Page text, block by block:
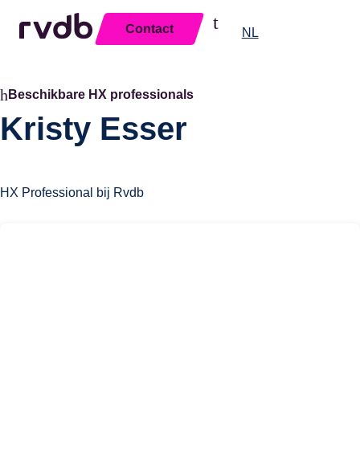
Sluiten
Contact NL
Beschikbare HX professionals
Kristy Esser
HX Professional bij Rvdb